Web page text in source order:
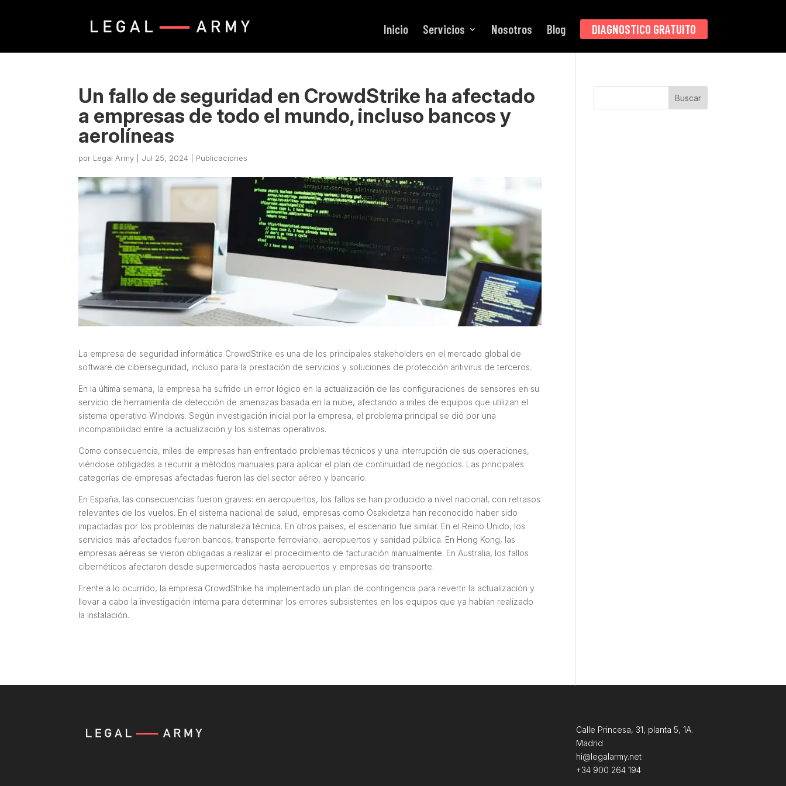
Inicio Servicios Nosotros Blog DIAGNOSTICO GRATUITO
Un fallo de seguridad en CrowdStrike ha afectado
a empresas de todo el mundo, incluso bancos y
aerolíneas
por Legal Army Jul 25, 2024 Publicaciones
La empresa de seguridad informática CrowdStrike es una de los principales stakeholders en el mercado global de
software de ciberseguridad, incluso para la prestación de servicios y soluciones de protección antivirus de terceros.
En la última semana, la empresa ha sufrido un error lógico en la actualización de las configuraciones de sensores en su
servicio de herramienta de detección de amenazas basada en la nube, afectando a miles de equipos que utilizan el
sistema operativo Windows. Según investigación inicial por la empresa, el problema principal se dió por una
incompatibilidad entre la actualización y los sistemas operativos.
Como consecuencia, miles de empresas han enfrentado problemas técnicos y una interrupción de sus operaciones,
viéndose obligadas a recurrir a métodos manuales para aplicar el plan de continuidad de negocios. Las principales
categorías de empresas afectadas fueron las del sector aéreo y bancario.
En España, las consecuencias fueron graves: en aeropuertos, los fallos se han producido a nivel nacional, con retrasos
relevantes de los vuelos. En el sistema nacional de salud, empresas como Osakidetza han reconocido haber sido
impactadas por los problemas de naturaleza técnica. En otros países, el escenario fue similar. En el Reino Unido, los
servicios más afectados fueron bancos, transporte ferroviario, aeropuertos y sanidad pública. En Hong Kong, las
empresas aéreas se vieron obligadas a realizar el procedimiento de facturación manualmente. En Australia, los fallos
cibernéticos afectaron desde supermercados hasta aeropuertos y empresas de transporte.
Frente a lo ocurrido, la empresa CrowdStrike ha implementado un plan de contingencia para revertir la actualización y
llevar a cabo la investigación interna para determinar los errores subsistentes en los equipos que ya habían realizado
la instalación.
Buscar
Calle Princesa, 31, planta 5, 1A.
Madrid
hi@legalarmy.net
+34 900 264 194